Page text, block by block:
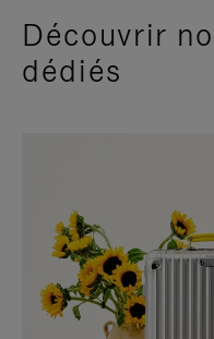
Découvrir
dédiés